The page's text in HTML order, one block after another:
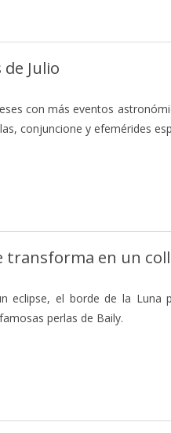
Julio
con más eventos
conjuncione y efemérides
transforma en un
eclipse, el borde de la Luna
perlas de Baily.